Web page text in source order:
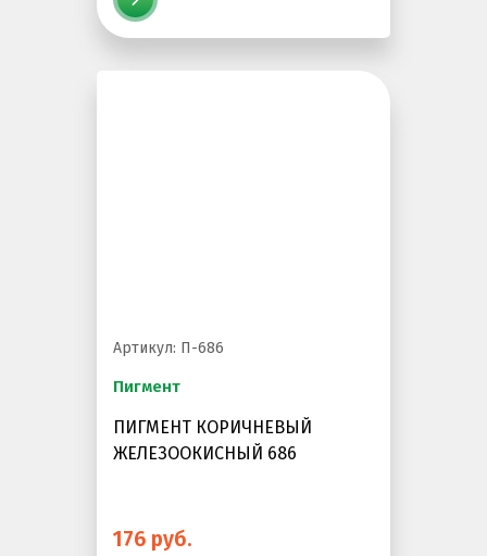
Артикул: П-686
Пигмент
ПИГМЕНТ КОРИЧНЕВЫЙ
ЖЕЛЕЗООКИСНЫЙ 686
176 руб.